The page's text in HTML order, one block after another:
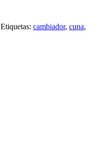
Etiquetas: cambiador, cuna,